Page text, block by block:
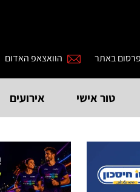
פרסום באתר הוואצאפ האדום
טור אישי אירועים